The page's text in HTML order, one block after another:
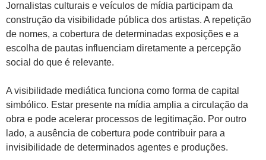
Jornalistas culturais e veículos de mídia participam da
construção da visibilidade pública dos artistas. A repetição
de nomes, a cobertura de determinadas exposições e a
escolha de pautas influenciam diretamente a percepção
social do que é relevante.
A visibilidade mediática funciona como forma de capital
simbólico. Estar presente na mídia amplia a circulação da
obra e pode acelerar processos de legitimação. Por outro
lado, a ausência de cobertura pode contribuir para a
invisibilidade de determinados agentes e produções.